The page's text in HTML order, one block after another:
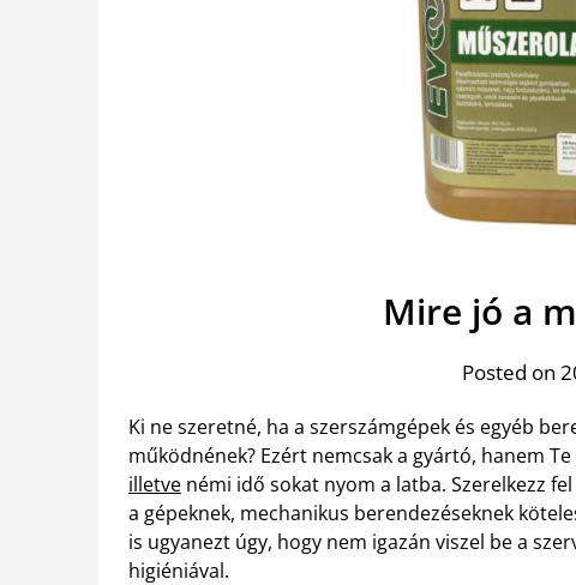
Mire jó a
Posted on
Ki ne szeretné, ha a szerszámgépek és egyéb
működnének? Ezért nemcsak a gyártó, hanem
illetve némi idő sokat nyom a latba. Szerelkezz
a gépeknek, mechanikus berendezéseknek
is ugyanezt úgy, hogy nem igazán viszel be a
higiéniával.